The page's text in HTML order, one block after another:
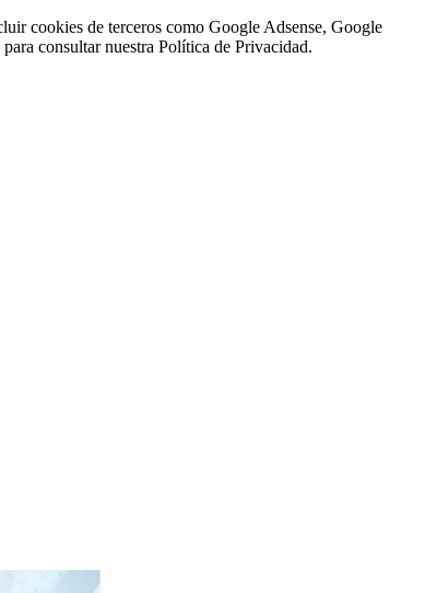
cookies de terceros como Google Adsense, Google
consultar nuestra Política de Privacidad.